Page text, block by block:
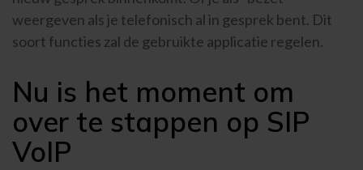
weergeven als je telefonisch al in gesprek bent. Dit
soort functies zal de gebruikte applicatie regelen.
Nu is het moment om
over te stappen op SIP
VoIP